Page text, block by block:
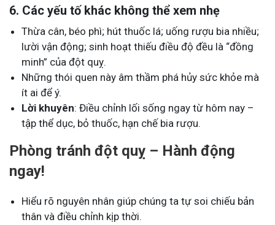
6. Các yếu tố khác không thể xem nhẹ
Thừa cân, béo phì; hút thuốc lá; uống rượu bia nhiều;
lười vận động; sinh hoạt thiếu điều độ đều là “đồng
minh” của đột quỵ.
Những thói quen này âm thầm phá hủy sức khỏe mà
ít ai để ý.
Lời khuyên: Điều chỉnh lối sống ngay từ hôm nay –
tập thể dục, bỏ thuốc, hạn chế bia rượu.
Phòng tránh đột quỵ – Hành động
ngay!
Hiểu rõ nguyên nhân giúp chúng ta tự soi chiếu bản
thân và điều chỉnh kịp thời.